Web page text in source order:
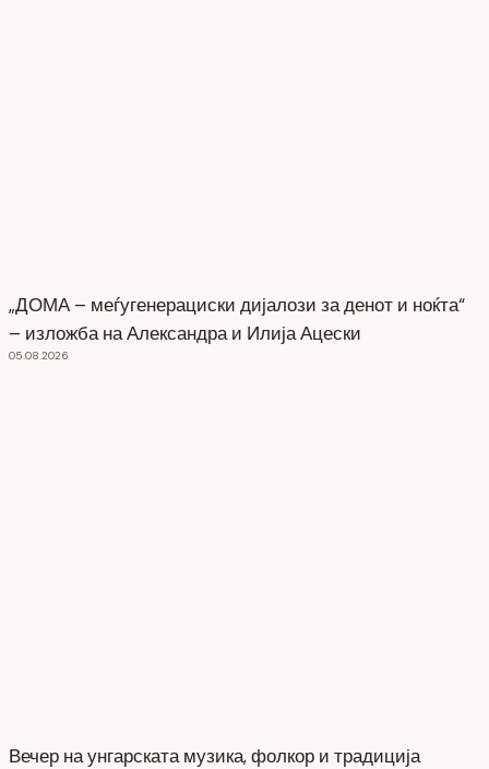
„ДОМА – меѓугенерациски дијалози за денот и ноќта“
– изложба на Александра и Илија Ацески
05.08.2026
Вечер на унгарската музика, фолкор и традиција